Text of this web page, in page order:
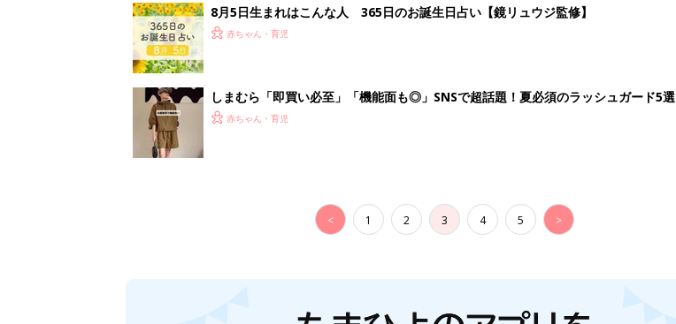
8月5日生まれはこんな人 365日のお誕生日占い【鏡リュウジ監修】
赤ちゃん・育児
しまむら「即買い必至」「機能面も◎」SNSで超話題！夏必須のラッシュガード5選
赤ちゃん・育児
< 1 2 3 4 5 >